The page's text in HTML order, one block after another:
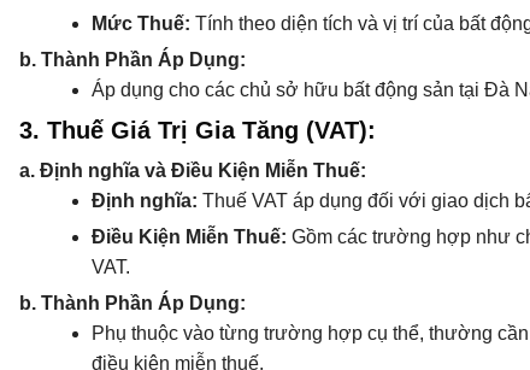
Mức Thuế: Tính theo diện tích và vị trí của bất
b. Thành Phần Áp Dụng:
Áp dụng cho các chủ sở hữu bất động sản tại Đà
3. Thuế Giá Trị Gia Tăng (VAT):
a. Định nghĩa và Điều Kiện Miễn Thuế:
Định nghĩa: Thuế VAT áp dụng đối với giao dịch
Điều Kiện Miễn Thuế: Gồm các trường hợp như
VAT.
b. Thành Phần Áp Dụng:
Phụ thuộc vào từng trường hợp cụ thể, thường
điều kiện miễn thuế.